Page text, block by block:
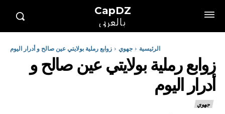
CapDZ
بالعربي
الرئيسية جهوي زوابع رملية بولايتي عين صالح و أدرار اليوم
زوابع رملية بولايتي عين صالح و
أدرار اليوم
جهوي